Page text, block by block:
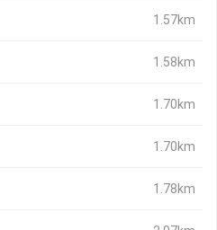
1.57km
1.58km
1.70km
1.70km
1.78km